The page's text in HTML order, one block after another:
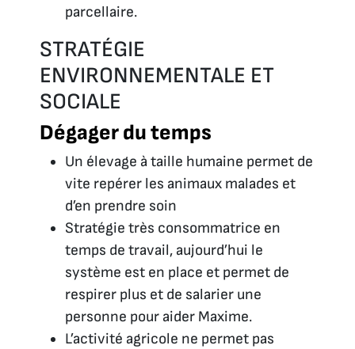
parcellaire.
STRATÉGIE
ENVIRONNEMENTALE ET
SOCIALE
Dégager du temps
Un élevage à taille humaine permet de
vite repérer les animaux malades et
d’en prendre soin
Stratégie très consommatrice en
temps de travail, aujourd’hui le
système est en place et permet de
respirer plus et de salarier une
personne pour aider Maxime.
L’activité agricole ne permet pas